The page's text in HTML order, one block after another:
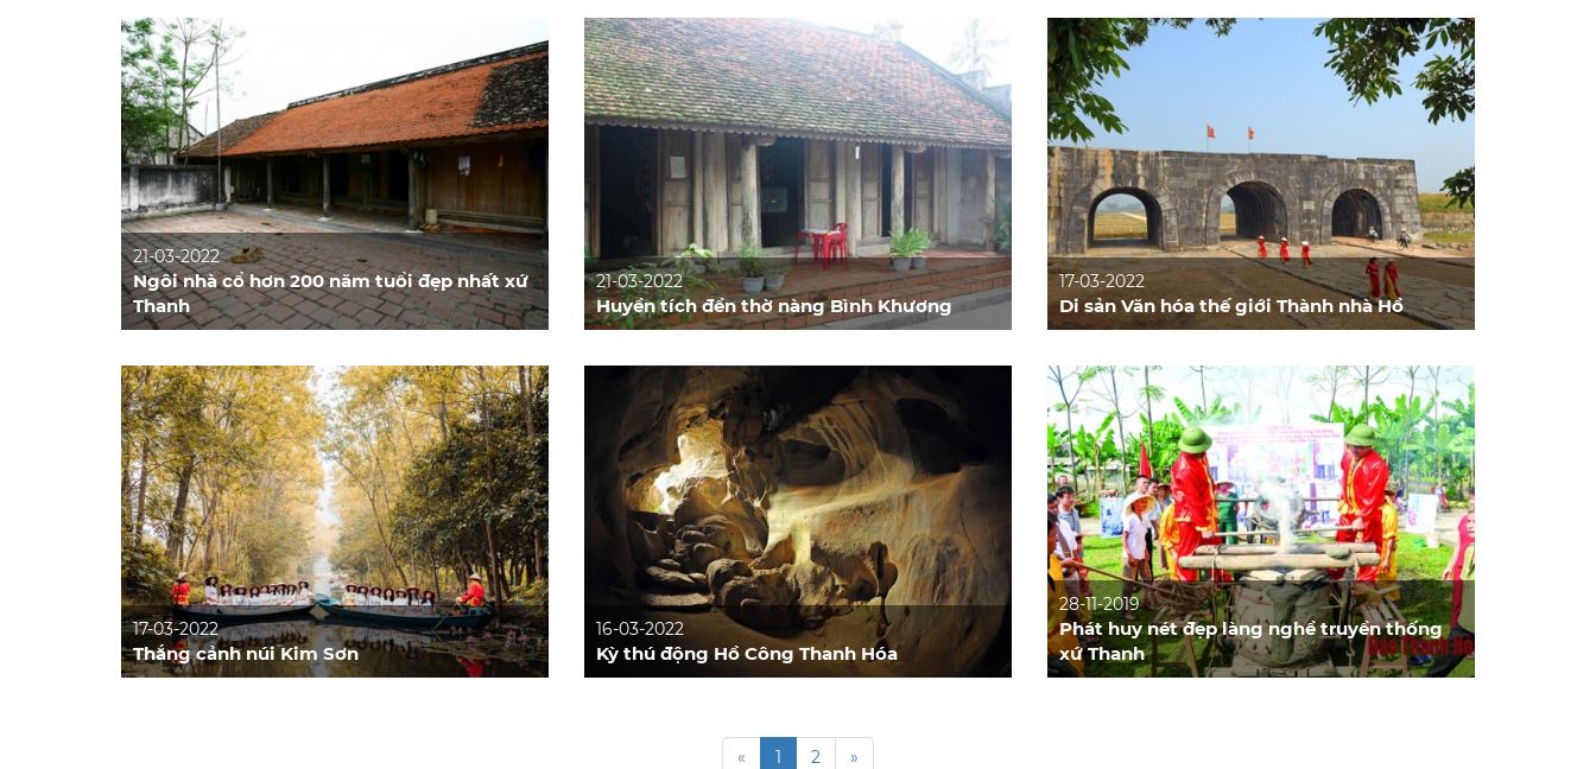
21-03-2022
Ngôi nhà cổ hơn 200 năm tuổi đẹp nhất xứ
Thanh
21-03-2022
Huyền tích đền thờ nàng Bình Khương
17-03-2022
Di sản Văn hóa thế giới Thành nhà Hồ
17-03-2022
Thắng cảnh núi Kim Sơn
16-03-2022
Kỳ thú động Hồ Công Thanh Hóa
28-11-2019
Phát huy nét đẹp làng nghề truyền thống
xứ Thanh
« 1 2 »